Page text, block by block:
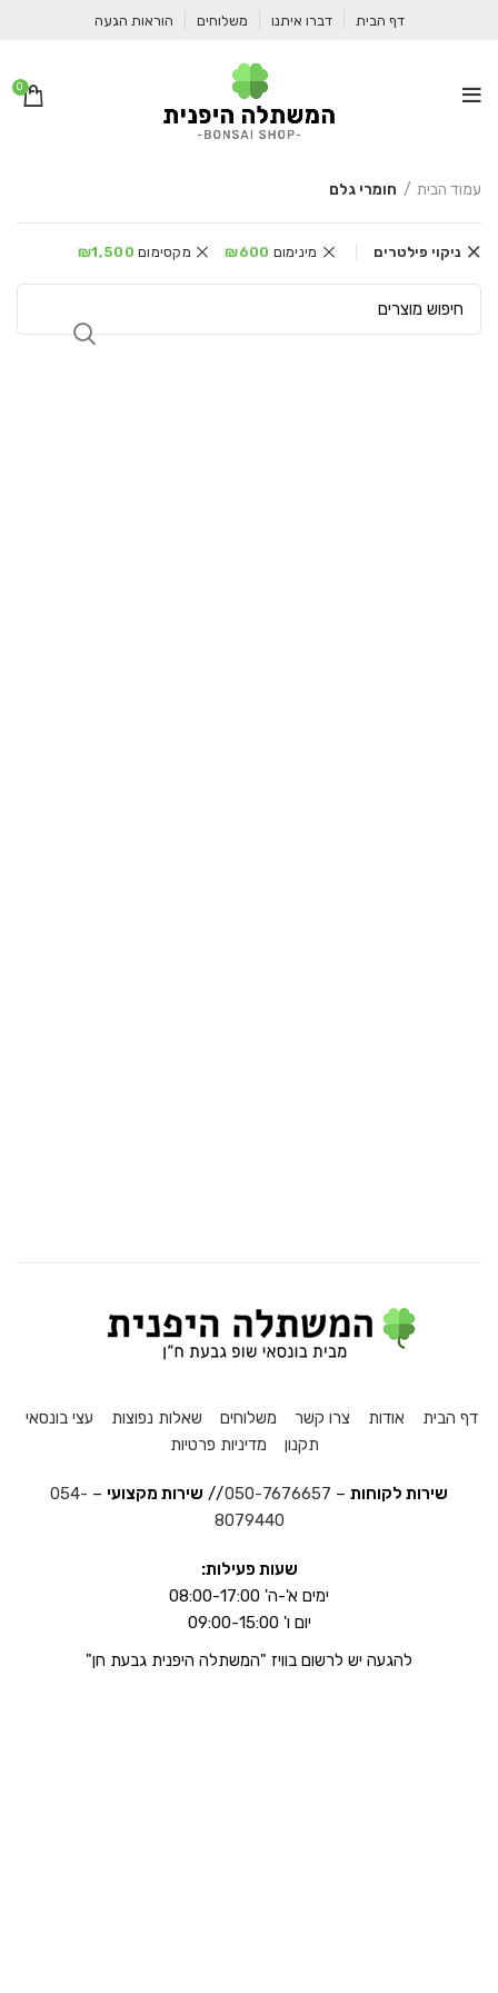
דף הבית דברו איתנו משלוחים הוראות הגעה
0
עמוד הבית חומרי גלם
ניקוי פילטרים מינימום ₪600 מקסימום ₪1,500
דף הבית אודות צרו קשר משלוחים שאלות נפוצות
עצי בונסאי
תקנון
מדיניות פרטיות
שירות לקוחות –
050-7676657
// שירות מקצועי –
054-
8079440
שעות פעילות:
ימים א'-ה' 08:00-17:00
יום ו' 09:00-15:00
להגעה יש לרשום בוויז "המשתלה היפנית גבעת חן"